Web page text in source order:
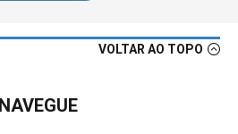
VOLTAR AO TOPO
NAVEGUE